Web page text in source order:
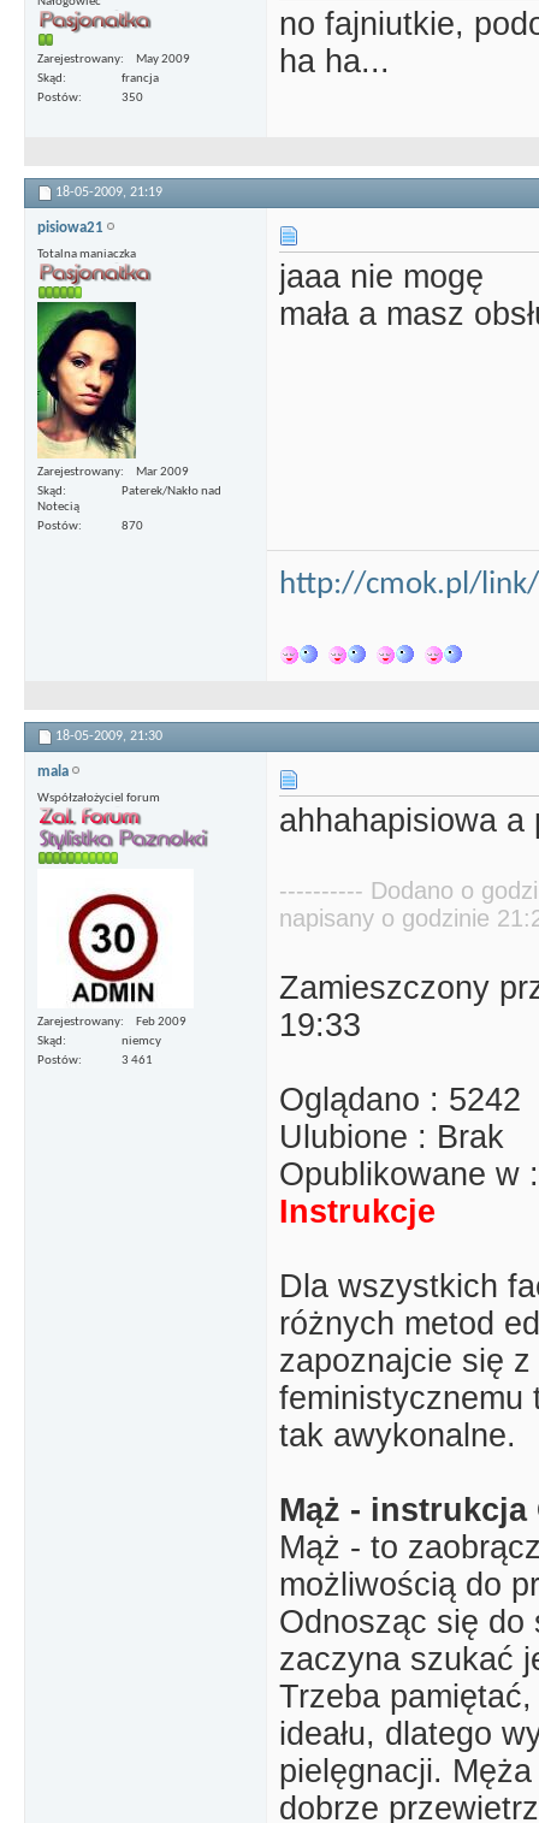
Zarejestrowany
May 2009
Skąd
francja
Postów
350
no fajniutkie,
ha ha...
18-05-2009, 21:19
pisiowa21
Totalna maniaczka
Zarejestrowany
Mar 2009
Skąd
Paterek/Nakło nad
Notecią
Postów
870
jaaa nie mogę
mała a masz
http://cmok.pl/
18-05-2009, 21:30
mala
Współzałożyciel forum
Zarejestrowany
Feb 2009
Skąd
niemcy
Postów
3 461
ahhahapisiowa a
---------- Dodano o
napisany o godzinie
Zamieszczony
19:33
Oglądano : 5242
Ulubione : Brak
Opublikowane w
Instrukcje
Dla wszystkich
różnych metod
zapoznajcie się
tak awykonalne.
Mąż - instrukcja
Mąż - to
możliwością do
Odnosząc się do
zaczyna szukać
Trzeba
ideału, dlatego
pielęgnacji.
dobrze